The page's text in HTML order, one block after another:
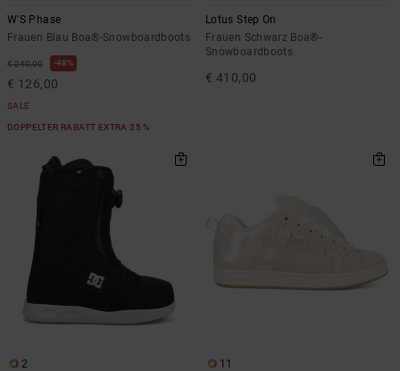
W'S Phase
Frauen Blau Boa®-Snowboardboots
€ 240,00 48%
€ 126,00
SALE
DOPPELTER RABATT EXTRA 25 %
Lotus Step On
Frauen Schwarz Boa®-
Snowboardboots
€ 410,00
2 11